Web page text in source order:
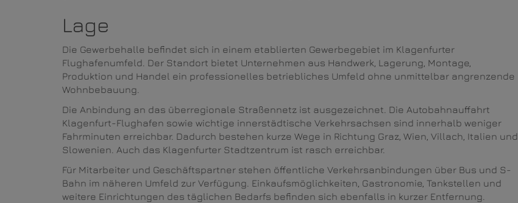
Lage
Die Gewerbehalle befindet sich in einem etablierten Gewerbegebiet im Klagenfurter
Flughafenumfeld. Der Standort bietet Unternehmen aus Handwerk, Lagerung, Montage,
Produktion und Handel ein professionelles betriebliches Umfeld ohne unmittelbar angrenzende
Wohnbebauung.
Die Anbindung an das überregionale Straßennetz ist ausgezeichnet. Die Autobahnauffahrt
Klagenfurt-Flughafen sowie wichtige innerstädtische Verkehrsachsen sind innerhalb weniger
Fahrminuten erreichbar. Dadurch bestehen kurze Wege in Richtung Graz, Wien, Villach, Italien und
Slowenien. Auch das Klagenfurter Stadtzentrum ist rasch erreichbar.
Für Mitarbeiter und Geschäftspartner stehen öffentliche Verkehrsanbindungen über Bus und S-
Bahn im näheren Umfeld zur Verfügung. Einkaufsmöglichkeiten, Gastronomie, Tankstellen und
weitere Einrichtungen des täglichen Bedarfs befinden sich ebenfalls in kurzer Entfernung.